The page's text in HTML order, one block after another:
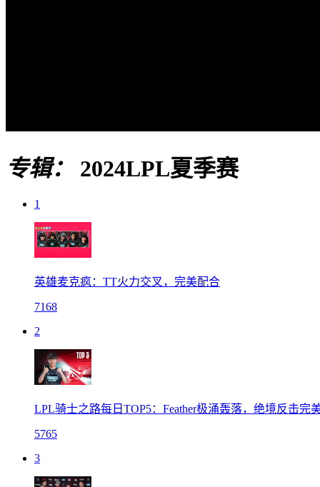
专辑： 2024LPL夏季赛
1
英雄麦克疯：TT火力交叉，完美配合
7168
2
LPL骑士之路每日TOP5：Feather极涌轰落，绝境反击完
5765
3